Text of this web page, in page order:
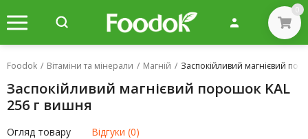
0
Foodok / Вітаміни та мінерали / Магній / Заспокійливий магнієвий
Заспокійливий магнієвий порошок KAL
256 г вишня
Огляд товару Відгуки (0)